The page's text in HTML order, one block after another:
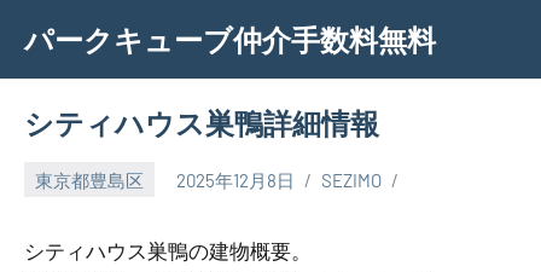
content
パークキューブ仲介手数料無料
シティハウス巣鴨詳細情報
東京都豊島区 2025年12月8日 SEZIMO
シティハウス巣鴨の建物概要。